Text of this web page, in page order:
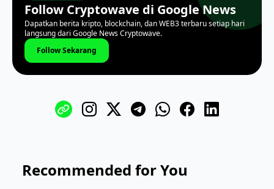
Follow Cryptowave di Google News
Dapatkan berita kripto, blockchain, dan WEB3 terbaru setiap hari
langsung dari Google News Cryptowave.
Follow Sekarang
Recommended for You